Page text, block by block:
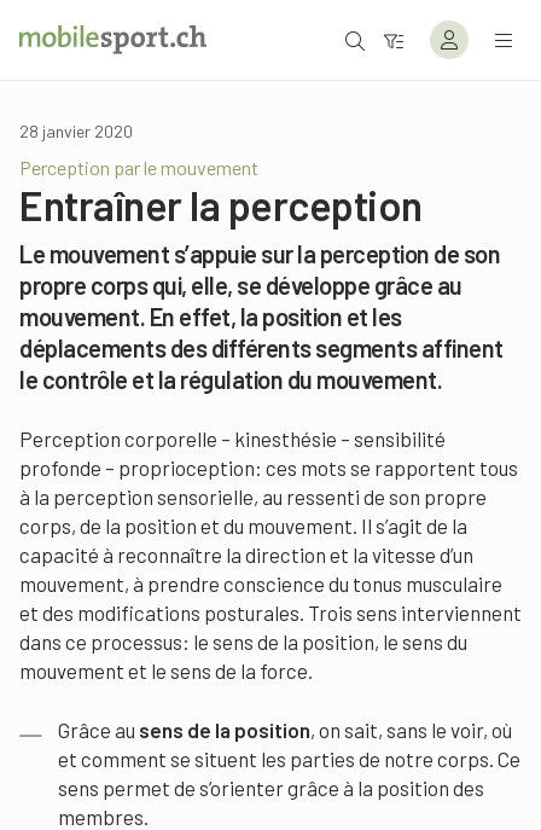
28 janvier 2020
Perception par le mouvement
Entraîner la perception
Le mouvement s’appuie sur la perception de son
propre corps qui, elle, se développe grâce au
mouvement. En effet, la position et les
déplacements des différents segments affinent
le contrôle et la régulation du mouvement.
Perception corporelle – kinesthésie – sensibilité
profonde – proprioception: ces mots se rapportent tous
à la perception sensorielle, au ressenti de son propre
corps, de la position et du mouvement. Il s’agit de la
capacité à reconnaître la direction et la vitesse d’un
mouvement, à prendre conscience du tonus musculaire
et des modifications posturales. Trois sens interviennent
dans ce processus: le sens de la position, le sens du
mouvement et le sens de la force.
Grâce au sens de la position, on sait, sans le voir, où
et comment se situent les parties de notre corps. Ce
sens permet de s’orienter grâce à la position des
membres.